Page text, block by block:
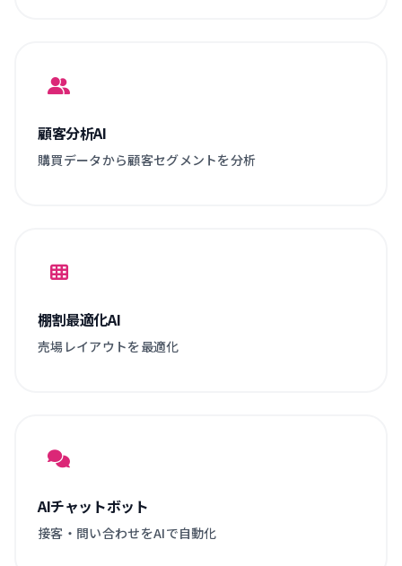
顧客分析AI
購買データから顧客セグメントを分析
棚割最適化AI
売場レイアウトを最適化
AIチャットボット
接客・問い合わせをAIで自動化